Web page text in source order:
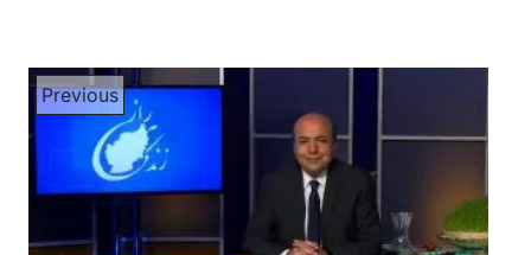
Previous